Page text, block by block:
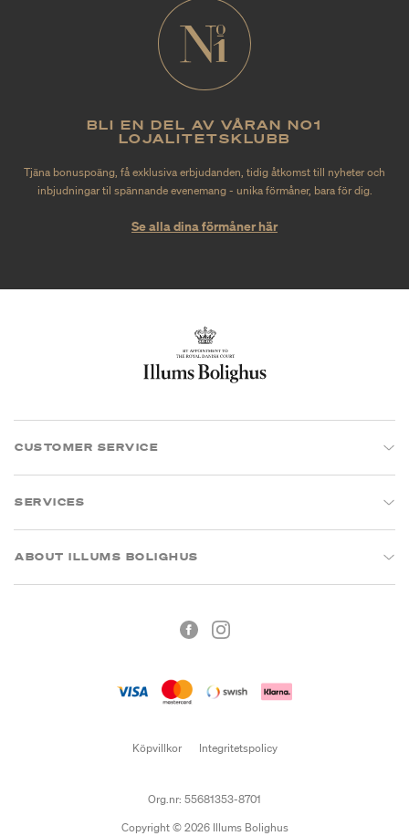
BLI EN DEL AV VÅRAN NO1
LOJALITETSKLUBB
Tjäna bonuspoäng, få exklusiva erbjudanden, tidig åtkomst till nyheter och
inbjudningar til spännande evenemang - unika förmåner, bara för dig.
Se alla dina förmåner här
CUSTOMER SERVICE
SERVICES
ABOUT ILLUMS BOLIGHUS
Köpvillkor Integritetspolicy
Org.nr: 55681353-8701
Copyright © 2026 Illums Bolighus